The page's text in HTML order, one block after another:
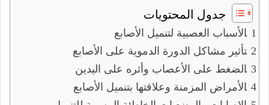
جدول المحتويات
الأسباب العصبية لتنميل الأصابع
تأثير مشاكل الدورة الدموية على الأصابع
الضغط على الأعصاب وأثره على اليدين
الأمراض المزمنة وعلاقتها بتنميل الأصابع